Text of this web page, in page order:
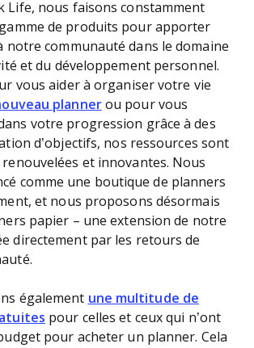
Life, nous faisons constamment
de produits pour apporter
notre communauté dans le domaine
et du développement personnel.
vous aider à organiser votre vie
plannerou pour vous
votre progression grâce à des
d’objectifs, nos ressources sont
et innovantes. Nous
comme une boutique de planners
et nous proposons désormais
papier – une extension de notre
directement par les retours de
également une multitude de
pour celles et ceux qui n’ont
pour acheter un planner. Cela